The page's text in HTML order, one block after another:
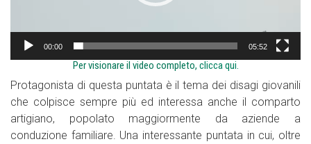
00:00 05:52
Per visionare il video completo, clicca qui.
Protagonista di questa puntata è il tema dei disagi giovanili
che colpisce sempre più ed interessa anche il comparto
artigiano, popolato maggiormente da aziende a
conduzione familiare. Una interessante puntata in cui, oltre